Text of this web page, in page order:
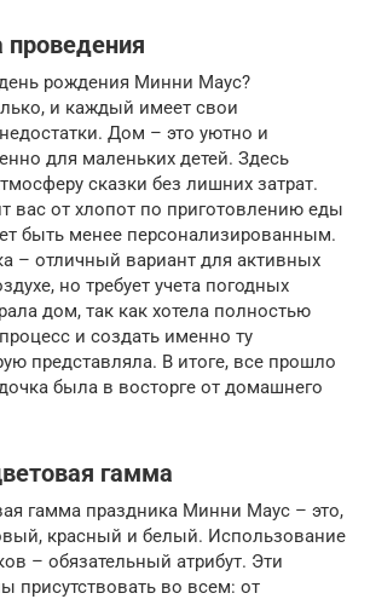
рождения Минни Маус?
и каждый имеет свои
Дом – это уютно и
для маленьких детей. Здесь
сказки без лишних затрат.
вас от хлопот по приготовлению еды
быть менее персонализированным.
– отличный вариант для активных
но требует учета погодных
дом, так как хотела полностью
и создать именно ту
представляла. В итоге, все прошло
была в восторге от домашнего
гамма
гамма праздника Минни Маус – это,
красный и белый. Использование
– обязательный атрибут. Эти
присутствовать во всем: от